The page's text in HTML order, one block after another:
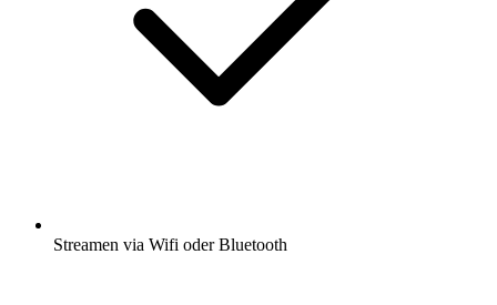
Streamen via Wifi oder Bluetooth